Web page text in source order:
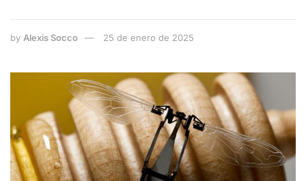
by Alexis Socco 25 de enero de 2025